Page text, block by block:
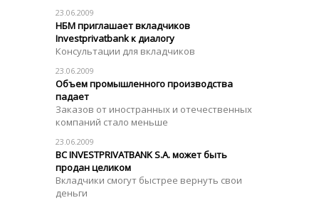
23.06.2009
НБМ приглашает вкладчиков
Investprivatbank к диалогу
Консультации для вкладчиков
23.06.2009
Объем промышленного производства
падает
Заказов от иностранных и отечественных
компаний стало меньше
23.06.2009
BC INVESTPRIVATBANK S.A. может быть
продан целиком
Вкладчики смогут быстрее вернуть свои
деньги